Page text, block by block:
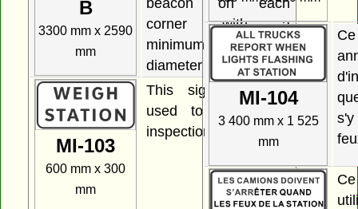
B
3300 mm x 2590
mm
corner with a
minimum lens
diameter of 200 mm.
MI-103
600 mm x 300
mm
This sign must be
used to identify an
inspection station.
MI-104
3 400 mm x 1 525
mm